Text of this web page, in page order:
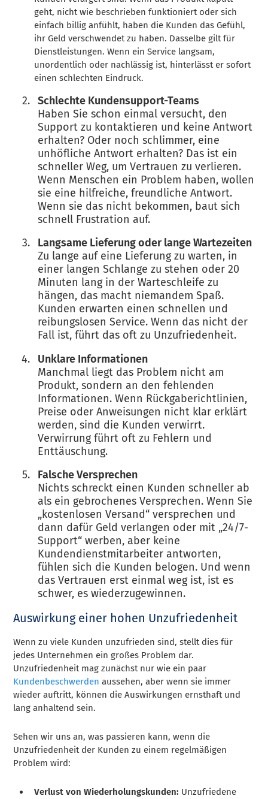
geht, nicht wie beschrieben funktioniert oder sich
einfach billig anfühlt, haben die Kunden das Gefühl,
ihr Geld verschwendet zu haben. Dasselbe gilt für
Dienstleistungen. Wenn ein Service langsam,
unordentlich oder nachlässig ist, hinterlässt er sofort
einen schlechten Eindruck.
Schlechte Kundensupport-Teams
Haben Sie schon einmal versucht, den
Support zu kontaktieren und keine Antwort
erhalten? Oder noch schlimmer, eine
unhöfliche Antwort erhalten? Das ist ein
schneller Weg, um Vertrauen zu verlieren.
Wenn Menschen ein Problem haben, wollen
sie eine hilfreiche, freundliche Antwort.
Wenn sie das nicht bekommen, baut sich
schnell Frustration auf.
Langsame Lieferung oder lange Wartezeiten
Zu lange auf eine Lieferung zu warten, in
einer langen Schlange zu stehen oder 20
Minuten lang in der Warteschleife zu
hängen, das macht niemandem Spaß.
Kunden erwarten einen schnellen und
reibungslosen Service. Wenn das nicht der
Fall ist, führt das oft zu Unzufriedenheit.
Unklare Informationen
Manchmal liegt das Problem nicht am
Produkt, sondern an den fehlenden
Informationen. Wenn Rückgaberichtlinien,
Preise oder Anweisungen nicht klar erklärt
werden, sind die Kunden verwirrt.
Verwirrung führt oft zu Fehlern und
Enttäuschung.
Falsche Versprechen
Nichts schreckt einen Kunden schneller ab
als ein gebrochenes Versprechen. Wenn Sie
„kostenlosen Versand“ versprechen und
dann dafür Geld verlangen oder mit „24/7-
Support“ werben, aber keine
Kundendienstmitarbeiter antworten,
fühlen sich die Kunden belogen. Und wenn
das Vertrauen erst einmal weg ist, ist es
schwer, es wiederzugewinnen.
Auswirkung einer hohen Unzufriedenheit
Wenn zu viele Kunden unzufrieden sind, stellt dies für
jedes Unternehmen ein großes Problem dar.
Unzufriedenheit mag zunächst nur wie ein paar
Kundenbeschwerden aussehen, aber wenn sie immer
wieder auftritt, können die Auswirkungen ernsthaft und
lang anhaltend sein.
Sehen wir uns an, was passieren kann, wenn die
Unzufriedenheit der Kunden zu einem regelmäßigen
Problem wird:
Verlust von Wiederholungskunden: Unzufriedene